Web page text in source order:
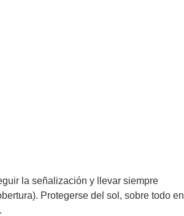
la señalización y llevar siempre
Protegerse del sol, sobre todo en